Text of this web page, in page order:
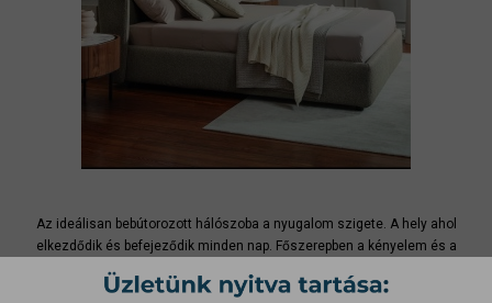
Az ideálisan bebútorozott hálószoba a nyugalom szigete. A hely ahol
elkezdődik és befejeződik minden nap. Főszerepben a kényelem és a
harmónia, hiszen életünk egyharmadát az ágyban töltjük, érdemes tehát
jó minőségű kényelmes, franciaágyat választani. A hálószobánk több